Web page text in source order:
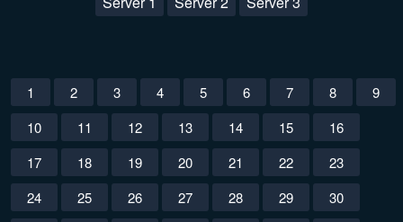
1 2 3 4 5 6 7 8
9
10
11 12 13 14 15
16
17
18 19 20 21 22
23
24
25 26 27 28 29
30